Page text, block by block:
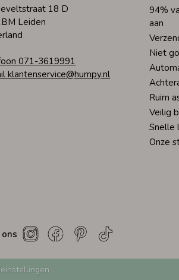
18 D
Leiden
071-3619991
klantenservice@humpy.nl
94%
aan
Niet
Ruim
Veilig
Snelle
Onze